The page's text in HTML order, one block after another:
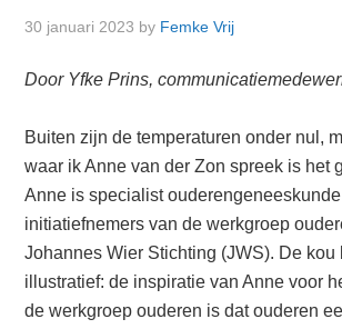
30 januari 2023 by Femke Vrij
Door Yfke Prins,
Buiten zijn de temperaturen onder nul,
waar ik Anne van der Zon spreek is het
Anne is specialist
initiatiefnemers van de werkgroep
Johannes Wier Stichting (JWS). De kou
illustratief: de inspiratie van Anne voor
de werkgroep ouderen is dat ouderen